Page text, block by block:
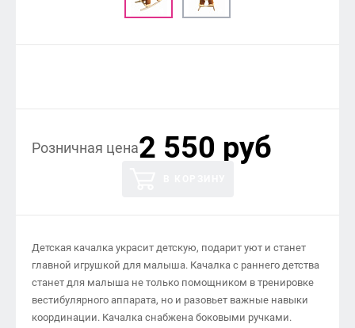
Розничная цена2 550 руб
Детская качалка украсит детскую, подарит уют и станет
главной игрушкой для малыша. Качалка с раннего детства
станет для малыша не только помощником в тренировке
вестибулярного аппарата, но и разовьет важные навыки
координации. Качалка снабжена боковыми ручками.